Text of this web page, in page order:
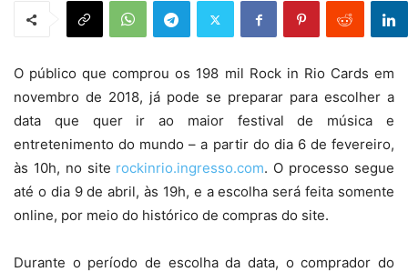
O público que comprou os 198 mil Rock in Rio Cards em
novembro de 2018, já pode se preparar para escolher a
data que quer ir ao maior festival de música e
entretenimento do mundo – a partir do dia 6 de fevereiro,
às 10h, no site rockinrio.ingresso.com. O processo segue
até o dia 9 de abril, às 19h, e a escolha será feita somente
online, por meio do histórico de compras do site.
Durante o período de escolha da data, o comprador do